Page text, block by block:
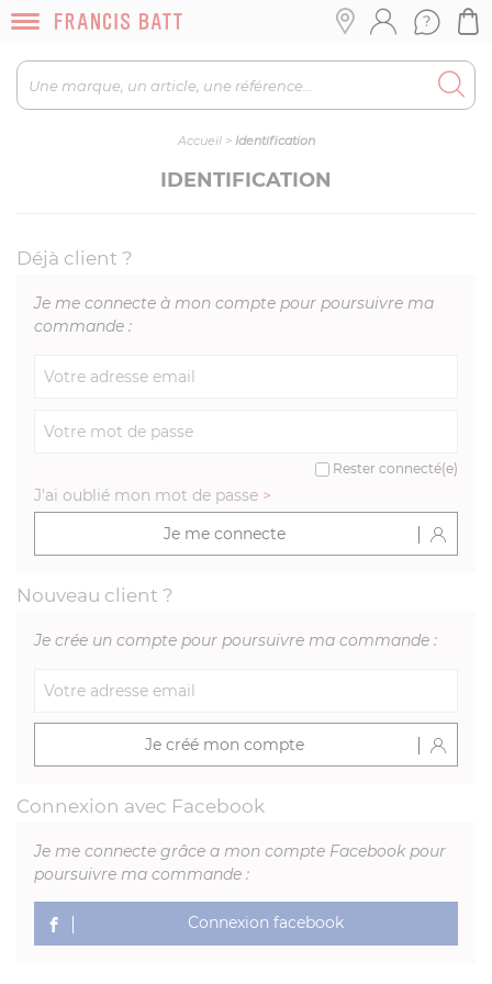
Accueil> Identification
IDENTIFICATION
Déjà client ?
Je me connecte à mon compte pour poursuivre ma
commande :
Rester connecté(e)
J'ai oublié mon mot de passe >
Je me connecte
Nouveau client ?
Je crée un compte pour poursuivre ma commande :
Je créé mon compte
Connexion avec Facebook
Je me connecte grâce a mon compte Facebook pour
poursuivre ma commande :
Connexion facebook